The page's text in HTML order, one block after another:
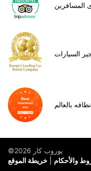
المسافرين
السيارات
بالعالم
©يوروب كار 2026
خريطة الموقع
والأحكام